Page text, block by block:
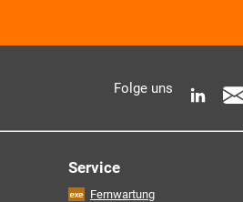
Datenschutzbedingungen
zur Verarbeitung meiner
Folge uns
Service
Fernwartung